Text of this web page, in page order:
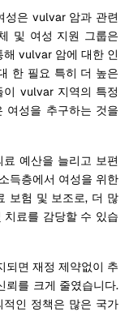
성은 vulvar 암과 관련
및 여성 지원 그룹은
해 vulvar 암에 대한 인
한 필요 특히 더 높은
이 vulvar 지역의 특정
여성을 추구하는 것을
예산을 늘리고 보편
득층에서 여성을 위한
보험 및 보조로, 더 많
료를 감당할 수 있습
면 재정 제약없이 추
를 크게 줄였습니다.
인 정책은 많은 국가